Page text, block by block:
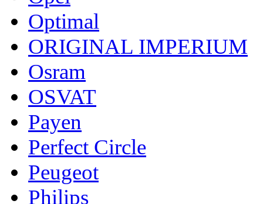
Optimal
ORIGINAL IMPERIUM
Osram
OSVAT
Payen
Perfect Circle
Peugeot
Philips